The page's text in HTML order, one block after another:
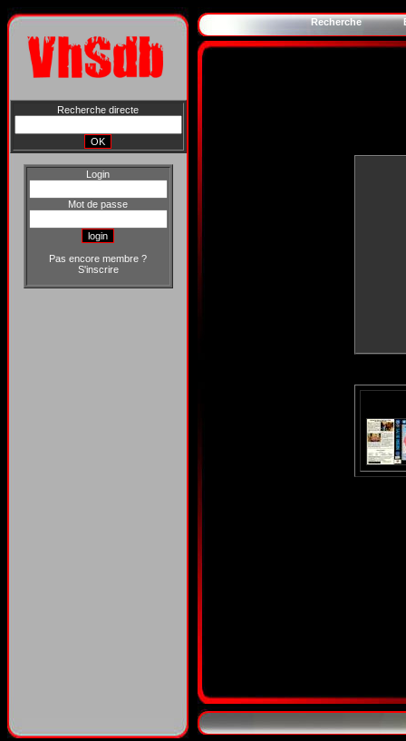
Recherche directe
Login
Mot de passe
Pas encore membre ?
S'inscrire
Recherche